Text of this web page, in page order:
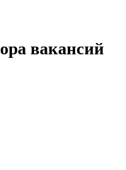
вакансий